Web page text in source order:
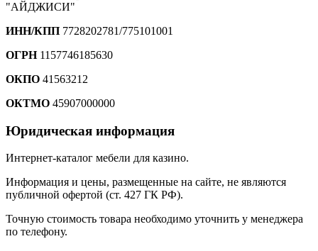
"АЙДЖИСИ"
ИНН/КПП 7728202781/775101001
ОГРН1157746185630
ОКПО 41563212
ОКТМО 45907000000
Юридическая информация
Интернет-каталог мебели для казино.
Информация и цены, размещенные на сайте, не являются
публичной офертой (ст. 427 ГК РФ).
Точную стоимость товара необходимо уточнить у менеджера
по телефону.